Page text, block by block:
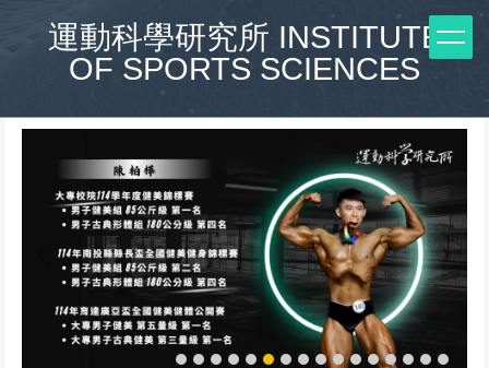
容
運動科學研究所 INSTITUTE
OF SPORTS SCIENCES